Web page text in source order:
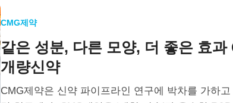
CMG제약
같은 성분, 다른 모양, 더 좋은 효과
개량신약
CMG제약은 신약 파이프라인 연구에 박차를 가